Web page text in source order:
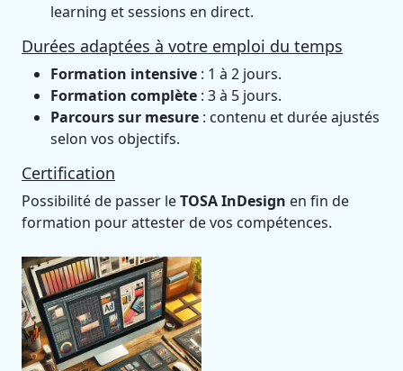
learning et sessions en direct.
Durées adaptées à votre emploi du temps
Formation intensive : 1 à 2 jours.
Formation complète : 3 à 5 jours.
Parcours sur mesure : contenu et durée ajustés
selon vos objectifs.
Certification
Possibilité de passer leTOSA InDesign en fin de
formation pour attester de vos compétences.